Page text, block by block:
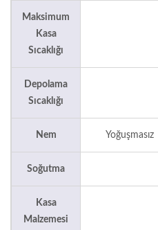
Maksimum
Kasa
Sıcaklığı
Depolama
Sıcaklığı
Nem Yoğuşmasız
Soğutma
Kasa
Malzemesi